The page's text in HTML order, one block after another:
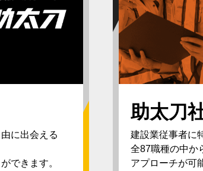
に出会える
できます。
助太刀
建設業従事者に
全87職種の中か
アプローチが可